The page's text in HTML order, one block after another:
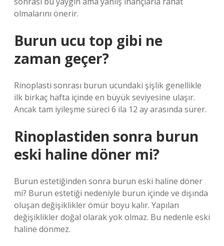
olmalarını önerir.
Burun ucu top gibi ne
zaman geçer?
Rinoplasti sonrası burun ucundaki şişlik genellikle
ilk birkaç hafta içinde en büyük seviyesine ulaşır.
Ancak tam iyileşme süreci 6 ila 12 ay arasında sürer.
Rinoplastiden sonra burun
eski haline döner mi?
Burun estetiğinden sonra burun eski haline döner
mi? Burun estetiği nedeniyle burun içinde ve dışında
oluşan değişiklikler ömür boyu kalır. Yapılan
değişiklikler doğal olarak yok olmaz. Bu nedenle eski
haline dönmez.